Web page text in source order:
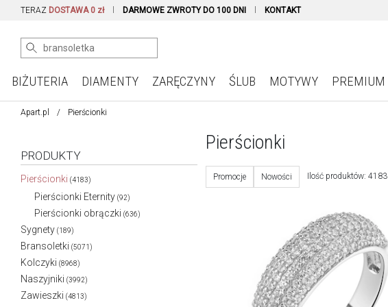
TERAZ DOSTAWA 0 zł DARMOWE ZWROTY DO 100 DNI KONTAKT
BIŻUTERIA DIAMENTY ZARĘCZYNY ŚLUB MOTYWY PREMIUM
Apart.pl Pierścionki
PRODUKTY
Pierścionki (4183)
Pierścionki Eternity (92)
Pierścionki obrączki (636)
Sygnety (189)
Bransoletki (5071)
Kolczyki (8968)
Naszyjniki (3992)
Zawieszki (4813)
Pierścionki
Promocje Nowości Ilość produktów: 4183